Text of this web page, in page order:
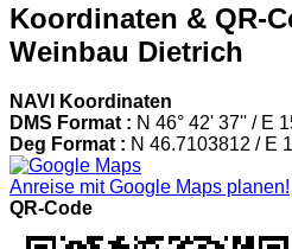
Koordinaten & QR-
Weinbau Dietrich
NAVI Koordinaten
DMS Format : N 46° 42' 37'' / E
Deg Format : N 46.7103812 / E
Anreise mit Google Maps planen!
QR-Code